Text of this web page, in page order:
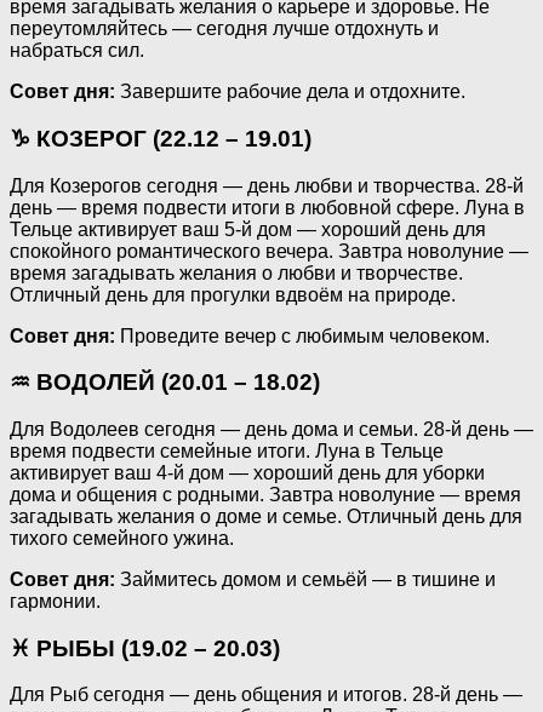
время загадывать желания о карьере и здоровье. Не
переутомляйтесь — сегодня лучше отдохнуть и
набраться сил.
Совет дня: Завершите рабочие дела и отдохните.
♑ КОЗЕРОГ (22.12 – 19.01)
Для Козерогов сегодня — день любви и творчества. 28-й
день — время подвести итоги в любовной сфере. Луна в
Тельце активирует ваш 5-й дом — хороший день для
спокойного романтического вечера. Завтра новолуние —
время загадывать желания о любви и творчестве.
Отличный день для прогулки вдвоём на природе.
Совет дня: Проведите вечер с любимым человеком.
♒ ВОДОЛЕЙ (20.01 – 18.02)
Для Водолеев сегодня — день дома и семьи. 28-й день —
время подвести семейные итоги. Луна в Тельце
активирует ваш 4-й дом — хороший день для уборки
дома и общения с родными. Завтра новолуние — время
загадывать желания о доме и семье. Отличный день для
тихого семейного ужина.
Совет дня: Займитесь домом и семьёй — в тишине и
гармонии.
♓ РЫБЫ (19.02 – 20.03)
Для Рыб сегодня — день общения и итогов. 28-й день —